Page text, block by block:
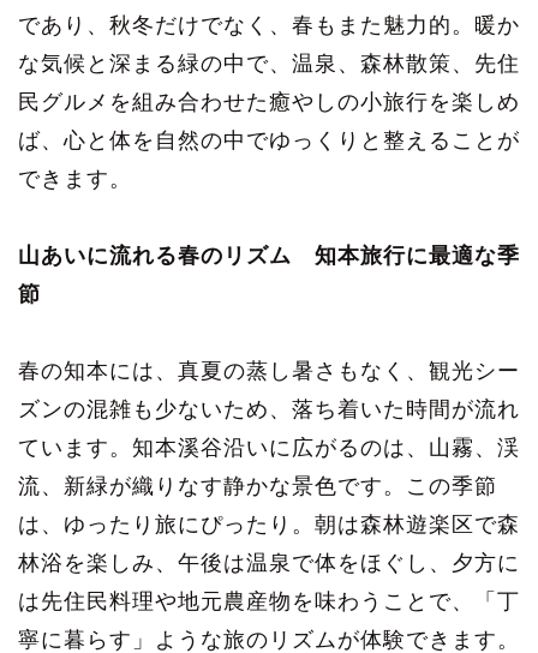
であり、秋冬だけでなく、春もまた魅力的。暖か
な気候と深まる緑の中で、温泉、森林散策、先住
民グルメを組み合わせた癒やしの小旅行を楽しめ
ば、心と体を自然の中でゆっくりと整えることが
できます。
山あいに流れる春のリズム 知本旅行に最適な季
節
春の知本には、真夏の蒸し暑さもなく、観光シー
ズンの混雑も少ないため、落ち着いた時間が流れ
ています。知本溪谷沿いに広がるのは、山霧、渓
流、新緑が織りなす静かな景色です。この季節
は、ゆったり旅にぴったり。朝は森林遊楽区で森
林浴を楽しみ、午後は温泉で体をほぐし、夕方に
は先住民料理や地元農産物を味わうことで、「丁
寧に暮らす」ような旅のリズムが体験できます。